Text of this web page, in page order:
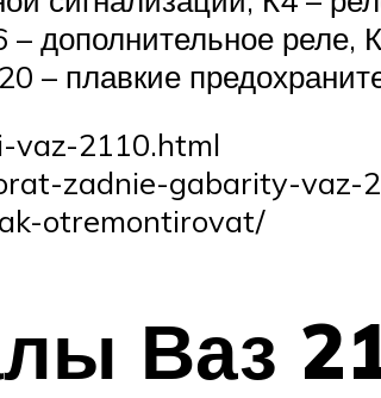
дополнительное реле,
– плавкие
vaz-2110.html
zadnie-gabarity-vaz-
otremontirovat/
Ваз